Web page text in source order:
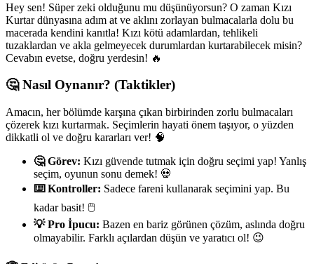
Hey sen! Süper zeki olduğunu mu düşünüyorsun? O zaman Kızı
Kurtar dünyasına adım at ve aklını zorlayan bulmacalarla dolu bu
macerada kendini kanıtla! Kızı kötü adamlardan, tehlikeli
tuzaklardan ve akla gelmeyecek durumlardan kurtarabilecek misin?
Cevabın evetse, doğru yerdesin! 🔥
🤔 Nasıl Oynanır? (Taktikler)
Amacın, her bölümde karşına çıkan birbirinden zorlu bulmacaları
çözerek kızı kurtarmak. Seçimlerin hayati önem taşıyor, o yüzden
dikkatli ol ve doğru kararları ver! 🧠
🤔 Görev: Kızı güvende tutmak için doğru seçimi yap! Yanlış
seçim, oyunun sonu demek! 💀
⌨️ Kontroller: Sadece fareni kullanarak seçimini yap. Bu
kadar basit! 🖱️
💡 Pro İpucu: Bazen en bariz görünen çözüm, aslında doğru
olmayabilir. Farklı açılardan düşün ve yaratıcı ol! 😉